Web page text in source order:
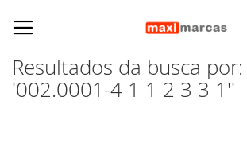
Resultados da busca por:
'002.0001-4 1 1 2 3 3 1''